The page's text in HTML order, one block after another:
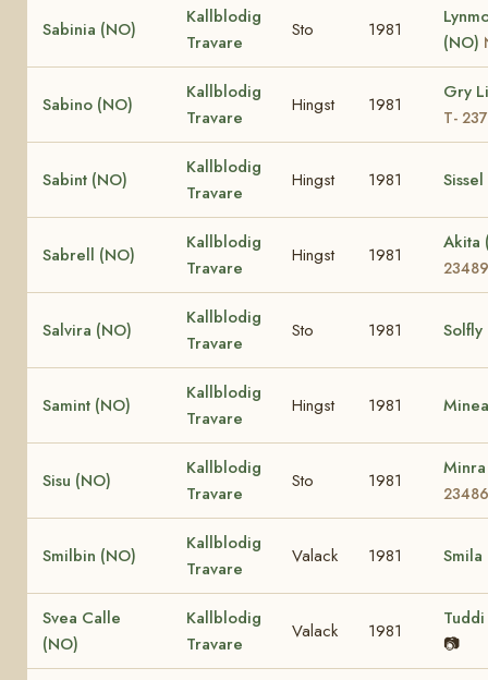
Sabinia (NO)
Kallblodig
Travare
Sto 1981
(NO)
Sabino (NO)
Kallblodig
Travare
Hingst 1981
Gry
T-
Sabint (NO)
Kallblodig
Travare
Hingst 1981
Sabrell (NO)
Kallblodig
Travare
Hingst 1981
Akita
23489
Salvira (NO)
Kallblodig
Travare
Sto 1981 Solfly
Samint (NO)
Kallblodig
Travare
Hingst 1981
Sisu (NO)
Kallblodig
Travare
Sto 1981
23486
Smilbin (NO)
Kallblodig
Travare
Valack 1981
Svea Calle
(NO)
Kallblodig
Travare
Valack 1981
📷